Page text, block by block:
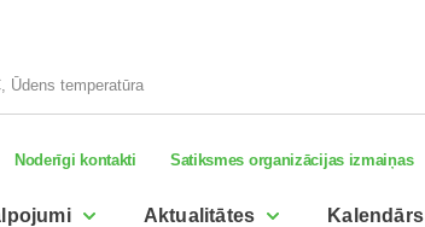
Ūdens temperatūra
Noderīgi kontakti Satiksmes organizācijas izmaiņas
Aktualitātes Kalendārs